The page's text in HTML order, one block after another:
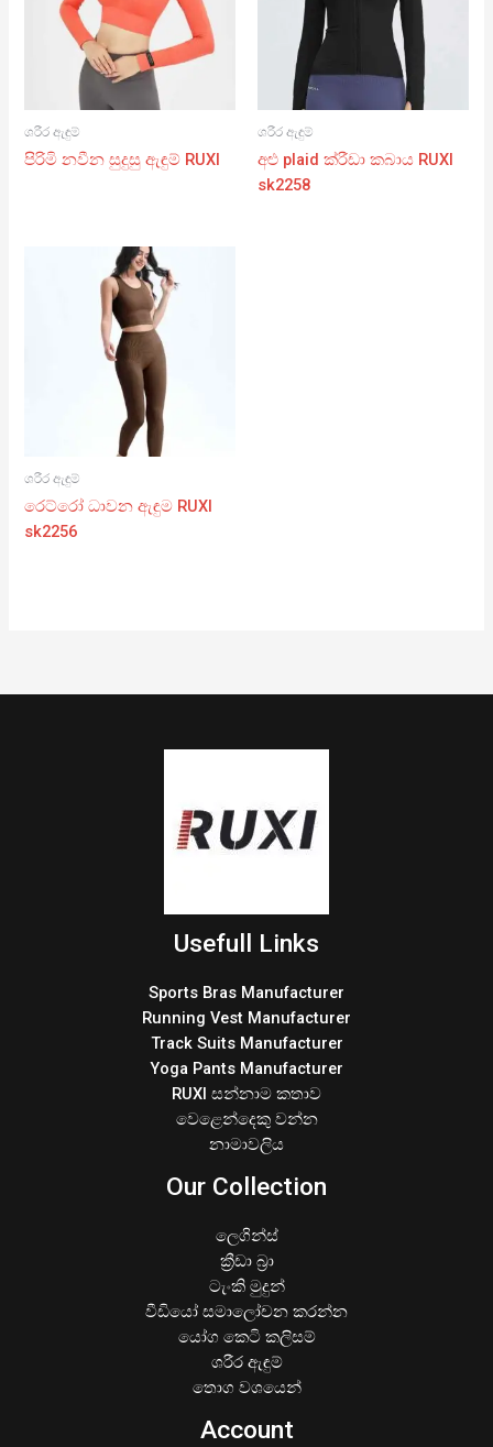
ශරීර ඇඳුම්
පිරිමි නවීන සුදුසු ඇඳුම් RUXI
ශරීර ඇඳුම්
අළු plaid ක්රීඩා කබාය RUXI
sk2258
ශරීර ඇඳුම්
රෙට්රෝ ධාවන ඇඳුම RUXI
sk2256
Usefull Links
Sports Bras Manufacturer
Running Vest Manufacturer
Track Suits Manufacturer
Yoga Pants Manufacturer
RUXI සන්නාම කතාව
වෙළෙන්දෙකු වන්න
නාමාවලිය
Our Collection
ලෙගින්ස්
ක්‍රීඩා බ්‍රා
ටැංකි මුදුන්
වීඩියෝ සමාලෝචන කරන්න
යෝග කෙටි කලිසම්
ශරීර ඇඳුම්
තොග වශයෙන්
Account